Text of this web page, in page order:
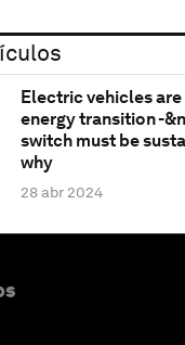
Electric vehicles
energy transition -
switch must be
why
28 abr 2024